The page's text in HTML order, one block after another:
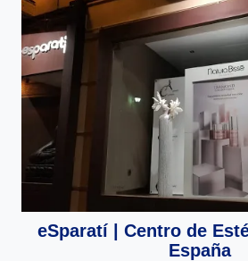
eSparatí | Centro de
España